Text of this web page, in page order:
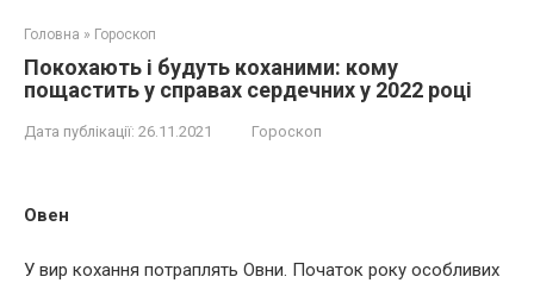
Головна » Гороскоп
Покохають і будуть коханими: кому
пощастить у справах сердечних у 2022 році
Дата публікації: 26.11.2021 Гороскоп
Овен
У вир кохання потраплять Овни. Початок року особливих